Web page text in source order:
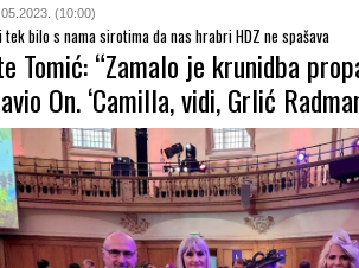
(10:00)
tek bilo s nama sirotima da nas hrabri HDZ ne spašava
Tomić: “Zamalo je krunidba
On. ‘Camilla, vidi, Grlić